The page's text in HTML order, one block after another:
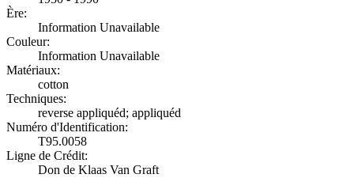
Ère:
Information Unavailable
Couleur:
Information Unavailable
Matériaux:
cotton
Techniques:
reverse appliquéd; appliquéd
Numéro d'Identification:
T95.0058
Ligne de Crédit:
Don de Klaas Van Graft